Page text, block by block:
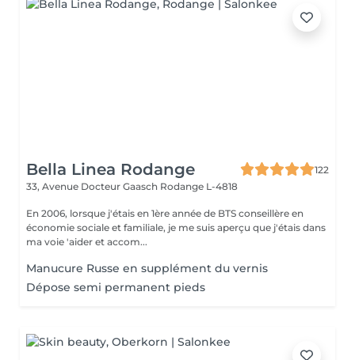
Bella Linea Rodange
122
33, Avenue Docteur Gaasch Rodange L-4818
En 2006, lorsque j'étais en 1ère année de BTS conseillère en
économie sociale et familiale, je me suis aperçu que j'étais dans
ma voie 'aider et accom...
Manucure Russe en supplément du vernis
Dépose semi permanent pieds